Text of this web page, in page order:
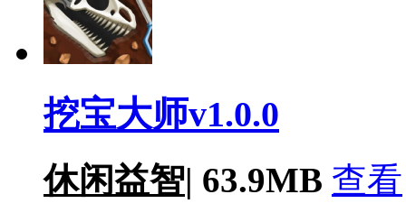
挖宝大师v1.0.0
休闲益智| 63.9MB 查看